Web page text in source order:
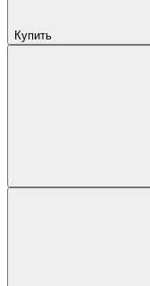
Купить